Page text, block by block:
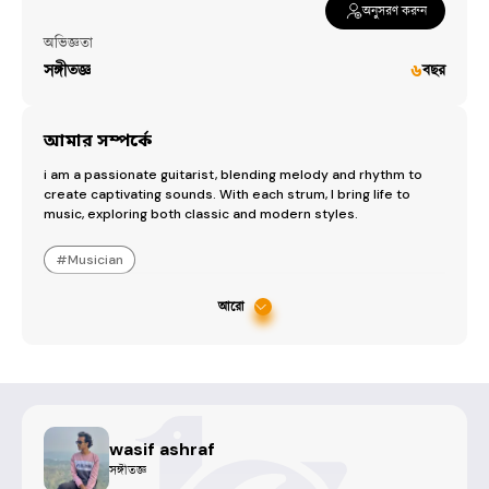
অনুসরণ করুন
অভিজ্ঞতা
সঙ্গীতজ্ঞ ৬বছর
আমার সম্পর্কে
i am a passionate guitarist, blending melody and rhythm to
create captivating sounds. With each strum, I bring life to
music, exploring both classic and modern styles.
#Musician
আরো
wasif ashraf
সঙ্গীতজ্ঞ